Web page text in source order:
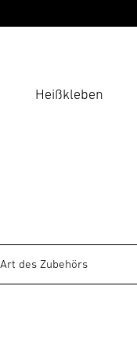
Heißkleben
Art des Zubehörs